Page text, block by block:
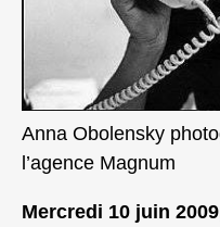
Anna Obolensky
l’agence Magnum
Mercredi 10 juin